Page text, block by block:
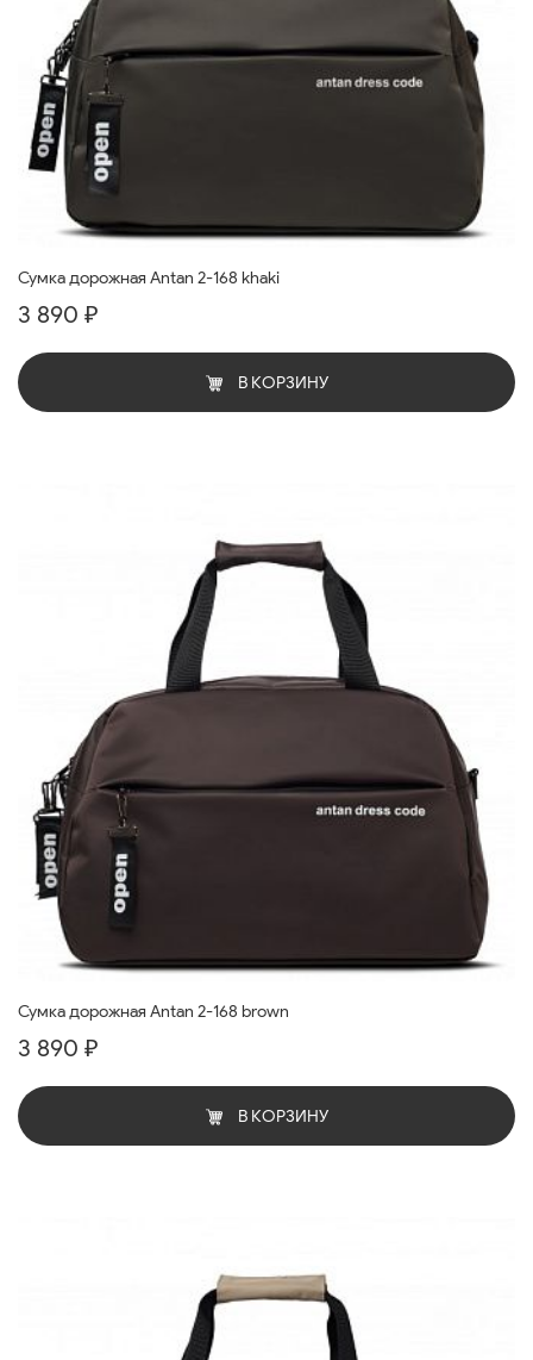
Сумка дорожная Antan 2-168 khaki
3 890 ₽
В КОРЗИНУ
Сумка дорожная Antan 2-168 brown
3 890 ₽
В КОРЗИНУ